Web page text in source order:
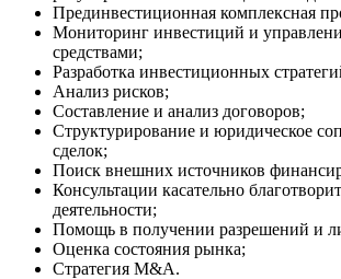
Прединвестиционная комплексная
Мониторинг инвестиций и
средствами;
Разработка инвестиционных
Анализ рисков;
Составление и анализ договоров;
Структурирование и юридическое
сделок;
Поиск внешних источников
Консультации касательно
деятельности;
Помощь в получении разрешений и
Оценка состояния рынка;
Стратегия M&A.